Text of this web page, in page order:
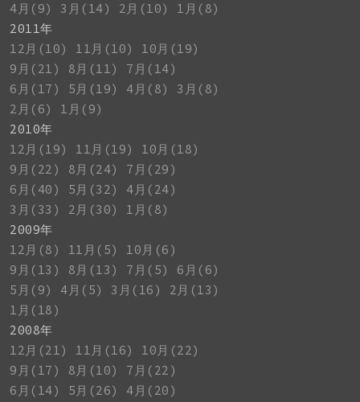
4月(9)
3月(14) 2月(10)
1月(8)
2011年
12月(10)
11月(10)
10月(19)
9月(21)
8月(11)
7月(14)
6月(17)
5月(19) 4月(8)
3月(8)
2月(6)
1月(9)
2010年
12月(19)
11月(19)
10月(18)
9月(22)
8月(24)
7月(29)
6月(40)
5月(32)
4月(24)
3月(33)
2月(30)
1月(8)
2009年
12月(8)
11月(5)
10月(6)
9月(13)
8月(13) 7月(5)
6月(6)
5月(9)
4月(5) 3月(16)
2月(13)
1月(18)
2008年
12月(21)
11月(16)
10月(22)
9月(17)
8月(10)
7月(22)
6月(14)
5月(26)
4月(20)